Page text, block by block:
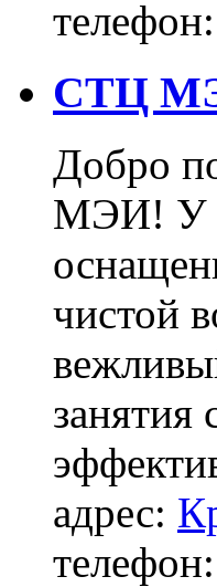
телефон:
СТЦ
Добро
МЭИ! У
чистой
адрес:
телефон: